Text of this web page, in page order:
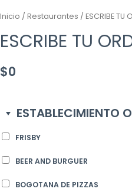
Inicio / Restaurantes / ESCRIBE TU
ESCRIBE TU
$0
ESTABLECIMIENTO
FRISBY
BEER AND BURGUER
BOGOTANA DE PIZZAS